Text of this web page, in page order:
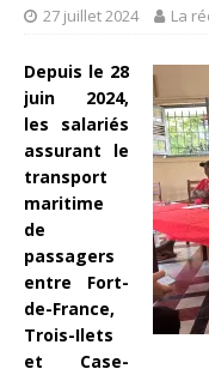
27 juillet 2024 La
Depuis le 28
juin 2024,
les salariés
assurant le
transport
maritime
de
passagers
entre Fort-
de-France,
Trois-Ilets
et Case-